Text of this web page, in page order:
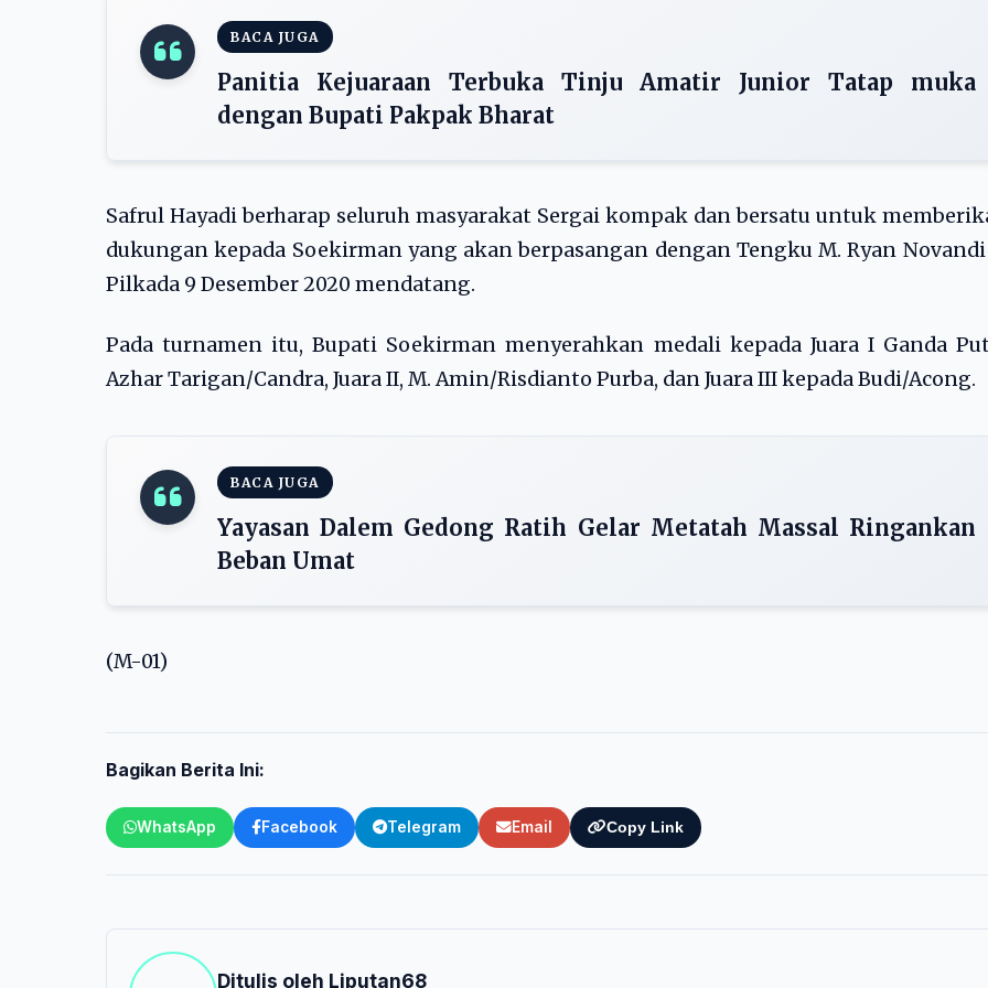
BACA JUGA
Panitia Kejuaraan Terbuka Tinju Amatir Junior Tatap muka
dengan Bupati Pakpak Bharat
Safrul Hayadi berharap seluruh masyarakat Sergai kompak dan bersatu untuk
dukungan kepada Soekirman yang akan berpasangan dengan Tengku M. Ryan
Pilkada 9 Desember 2020 mendatang.
Pada turnamen itu, Bupati Soekirman menyerahkan medali kepada Juara I Ganda
Azhar Tarigan/Candra, Juara II, M. Amin/Risdianto Purba, dan Juara III kepada Budi/Acong.
BACA JUGA
Yayasan Dalem Gedong Ratih Gelar Metatah Massal Ringankan
Beban Umat
(M-01)
Bagikan Berita Ini:
WhatsApp Facebook Telegram Email Copy Link
Ditulis oleh Liputan68